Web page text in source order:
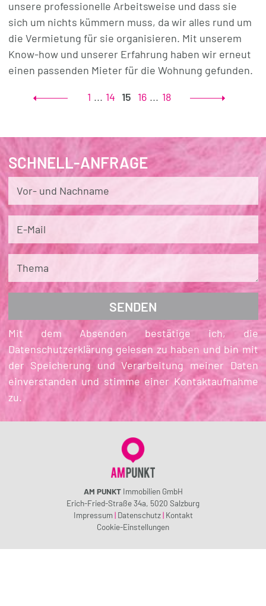
unsere professionelle Arbeitsweise und dass sie
sich um nichts kümmern muss, da wir alles rund um
die Vermietung für sie organisieren. Mit unserem
Know-how und unserer Erfahrung haben wir erneut
einen passenden Mieter für die Wohnung gefunden.
1 ... 14 15 16 ... 18
SCHNELL-ANFRAGE
Vor- und Nachname
E-Mail
Thema
Mit dem Absenden bestätige ich, die
Datenschutzerklärung gelesen zu haben und bin mit
der Speicherung und Verarbeitung meiner Daten
einverstanden und stimme einer Kontaktaufnahme
zu.
AM PUNKTImmobilien GmbH
Erich-Fried-Straße 34a, 5020 Salzburg
Impressum | Datenschutz | Kontakt
Cookie-Einstellungen